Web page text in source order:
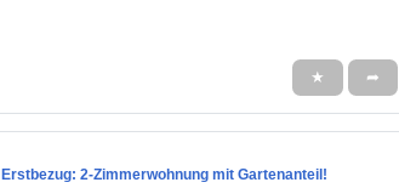
★ ➦
Erstbezug: 2-Zimmerwohnung mit Gartenanteil!